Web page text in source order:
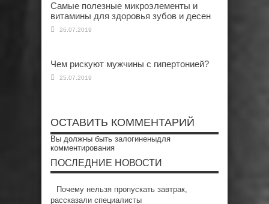
Самые полезные микроэлементы и
витамины для здоровья зубов и десен
26.07.2019
Чем рискуют мужчины с гипертонией?
25.07.2019
ОСТАВИТЬ КОММЕНТАРИЙ
Вы должны быть залогиненыдля
комментирования
ПОСЛЕДНИЕ НОВОСТИ
Почему нельзя пропускать завтрак,
рассказали специалисты